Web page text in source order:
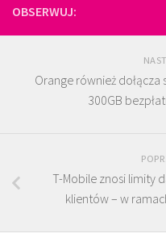
OBSERWUJ:
Orange również
300GB
T-Mobile znosi limity
klientów – w